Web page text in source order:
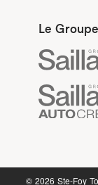
Le
©️ 2026 Ste-Foy